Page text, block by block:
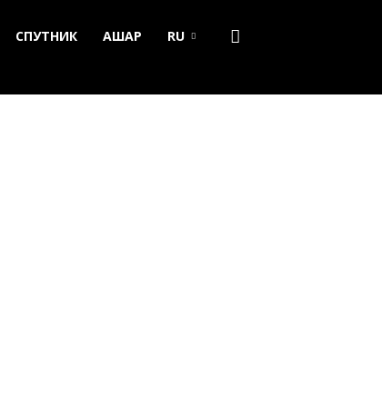
СПУТНИК АШАР RU